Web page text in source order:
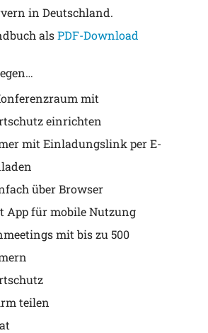
in Deutschland.
alsPDF-Download
mit
einrichten
mit Einladungslink per E-
über Browser
App für mobile Nutzung
mit bis zu 500
teilen